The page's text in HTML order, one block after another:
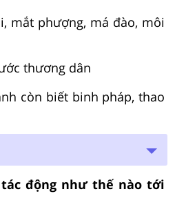
mắt phượng, má đào, môi
thương dân
còn biết binh pháp, thao
động như thế nào tới